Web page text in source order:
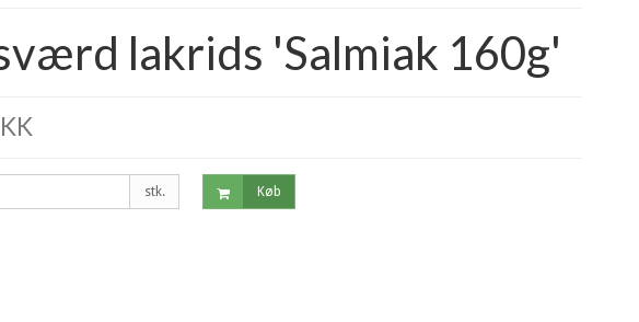
lakrids 'Salmiak 160g'
stk. Køb